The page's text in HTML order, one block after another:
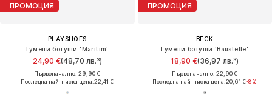
ПРОМОЦИЯ
PLAYSHOES
Гумени ботуши 'Maritim'
24,90 €(48,70 лв.³)
Първоначално: 29,90 €
Последна най-ниска цена:22,41 €
ПРОМОЦИЯ
BECK
Гумени ботуши 'Baustelle'
18,90 €(36,97 лв.³)
Първоначално: 22,90 €
Последна най-ниска цена:20,61 €-8%